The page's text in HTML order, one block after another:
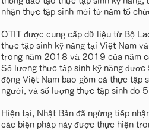
nhận thực tập sinh mới từ năm tổ
OTIT được cung cấp dữ liệu từ Bộ
thực tập sinh kỹ năng tại Việt Nam
trong năm 2018 và 2019 của năm
Số lượng thực tập sinh kỹ năng
động Việt Nam bao gồm cả thực tập
người, và số lượng thực tập sinh do
Hiện tại, Nhật Bản đã ngừng tiếp
các biện pháp này được thực hiện